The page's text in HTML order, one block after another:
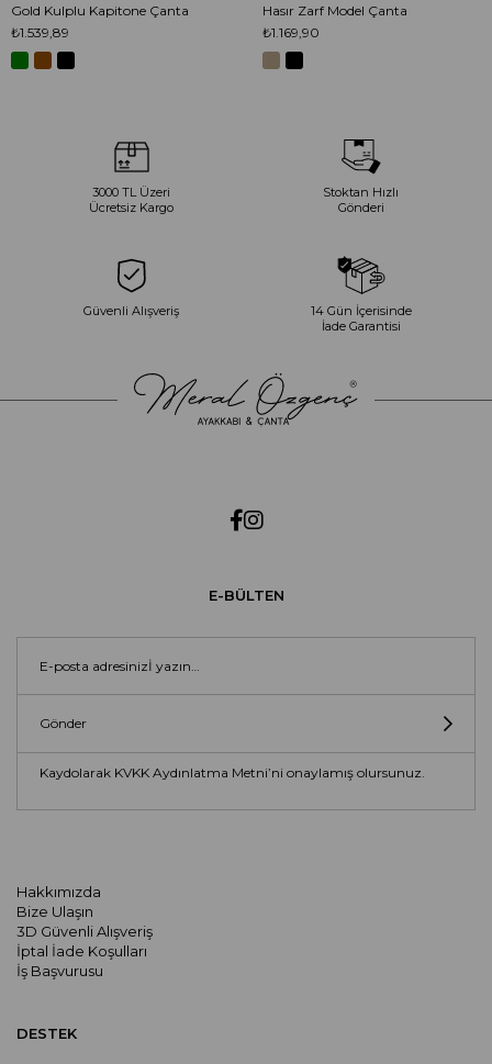
Gold Kulplu Kapitone Çanta
₺1.539,89
Hasır Zarf Model Çanta
₺1.169,90
3000 TL Üzeri
Ücretsiz Kargo
Stoktan Hızlı
Gönderi
Güvenli Alışveriş
14 Gün İçerisinde
İade Garantisi
Hakkımızda
Bize Ulaşın
3D Güvenli Alışveriş
İptal İade Koşulları
İş Başvurusu
E-BÜLTEN
Gönder
Kaydolarak KVKK Aydınlatma Metni’ni onaylamış olursunuz.
DESTEK